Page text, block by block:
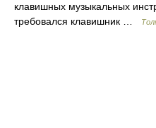
клавишных музыкальных
требовался клавишник …